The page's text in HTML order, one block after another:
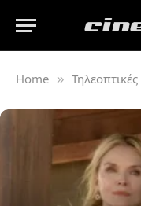
Home » Τηλεοπτικές